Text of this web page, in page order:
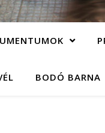
BODÓ BARNA